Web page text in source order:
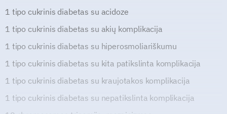
1 tipo cukrinis diabetas su acidoze
1 tipo cukrinis diabetas su akių komplikacija
1 tipo cukrinis diabetas su hiperosmoliariškumu
1 tipo cukrinis diabetas su kita patikslinta komplikacija
1 tipo cukrinis diabetas su kraujotakos komplikacija
1 tipo cukrinis diabetas su nepatikslinta komplikacija